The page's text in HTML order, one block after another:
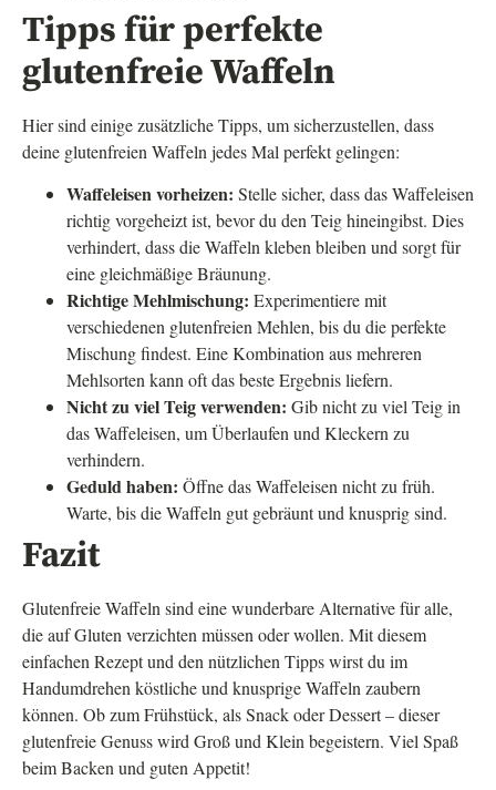
Tipps für perfekte
glutenfreie Waffeln
Hier sind einige zusätzliche Tipps, um sicherzustellen, dass
deine glutenfreien Waffeln jedes Mal perfekt gelingen:
Waffeleisen vorheizen: Stelle sicher, dass das Waffeleisen
richtig vorgeheizt ist, bevor du den Teig hineingibst. Dies
verhindert, dass die Waffeln kleben bleiben und sorgt für
eine gleichmäßige Bräunung.
Richtige Mehlmischung: Experimentiere mit
verschiedenen glutenfreien Mehlen, bis du die perfekte
Mischung findest. Eine Kombination aus mehreren
Mehlsorten kann oft das beste Ergebnis liefern.
Nicht zu viel Teig verwenden: Gib nicht zu viel Teig in
das Waffeleisen, um Überlaufen und Kleckern zu
verhindern.
Geduld haben: Öffne das Waffeleisen nicht zu früh.
Warte, bis die Waffeln gut gebräunt und knusprig sind.
Fazit
Glutenfreie Waffeln sind eine wunderbare Alternative für alle,
die auf Gluten verzichten müssen oder wollen. Mit diesem
einfachen Rezept und den nützlichen Tipps wirst du im
Handumdrehen köstliche und knusprige Waffeln zaubern
können. Ob zum Frühstück, als Snack oder Dessert – dieser
glutenfreie Genuss wird Groß und Klein begeistern. Viel Spaß
beim Backen und guten Appetit!